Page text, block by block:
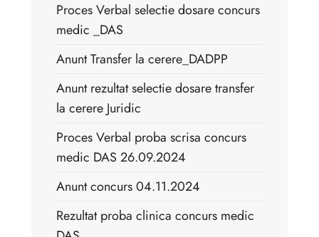
Proces Verbal selectie dosare concurs
medic _DAS
Anunt Transfer la cerere_DADPP
Anunt rezultat selectie dosare transfer
la cerere Juridic
Proces Verbal proba scrisa concurs
medic DAS 26.09.2024
Anunt concurs 04.11.2024
Rezultat proba clinica concurs medic